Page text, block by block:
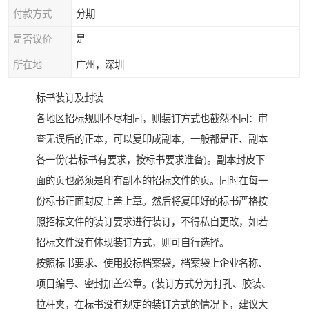
付款方式 分期
是否议价 是
所在地 广州，深圳
标书装订及封装
各地区招标规则不尽相同，则装订方式也截然不同：审
查无误后的正本，可以复印成副本，一般都是正、副本
各一份(若标书有要求，按标书要求准备)。副本封皮下
面的页也必须是印有副本的招标文件的页。同时在每一
份标书正面封皮上盖上章。然后将复印好的标书严格按
照招标文件的装订要求进行装订，不得私自更改，如若
招标文件没有体现装订方式，则可自行选择。
按照标书要求、使用投标档案袋，档案袋上企业名称、
项目编号、密封加盖公章。(装订方式分为打孔、胶装、
拉杆夹，在标书没有规定的装订方式的情况下，建议大